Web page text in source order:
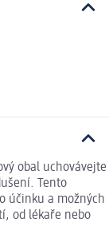
obal uchovávejte
Tento
účinku a možných
od lékaře nebo